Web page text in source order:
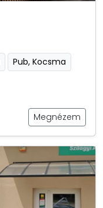
Pub, Kocsma
Megnézem